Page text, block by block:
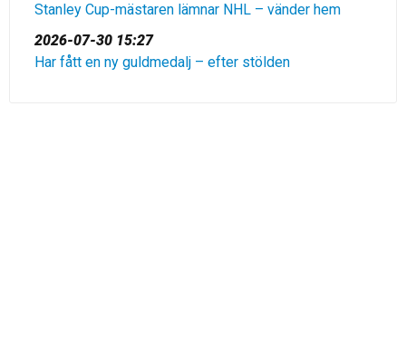
Stanley Cup-mästaren lämnar NHL – vänder hem
2026-07-30 15:27
Har fått en ny guldmedalj – efter stölden